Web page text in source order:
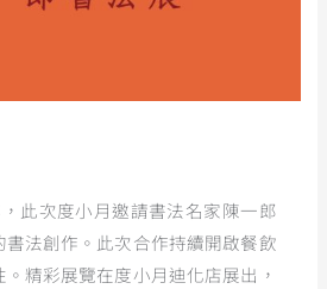
此次度小月邀請書法名家陳一郎
法創作。此次合作持續開啟餐飲
精彩展覽在度小月迪化店展出，